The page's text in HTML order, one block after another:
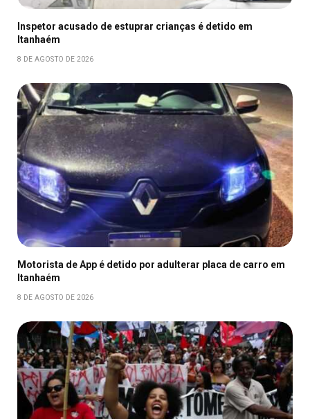
Inspetor acusado de estuprar crianças é detido em
Itanhaém
8 DE AGOSTO DE 2026
Motorista de App é detido por adulterar placa de carro em
Itanhaém
8 DE AGOSTO DE 2026